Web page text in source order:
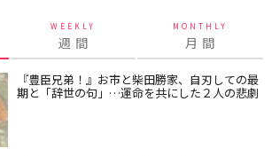
WEEKLY
週 間
MONTHLY
月 間
『豊臣兄弟！』お市と柴田勝家、自刃しての最
期と「辞世の句」…運命を共にした２人の悲劇